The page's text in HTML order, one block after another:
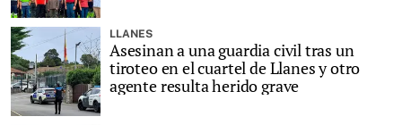
LLANES
Asesinan a una guardia civil tras un
tiroteo en el cuartel de Llanes y otro
agente resulta herido grave